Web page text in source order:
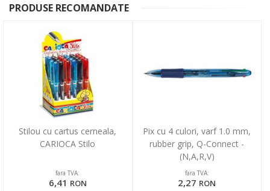
PRODUSE RECOMANDATE
Stilou cu cartus cerneala,
CARIOCA Stilo
fara TVA:
6,41 RON
Pix cu 4 culori, varf 1.0 mm,
rubber grip, Q-Connect -
(N,A,R,V)
fara TVA:
2,27 RON